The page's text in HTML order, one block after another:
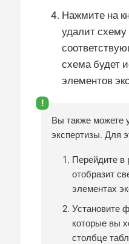
Нажмите на
удалит
схема будет
элементов
Вы также можете
экспертизы. Для
Перейдите в
отобразит
элементах
Установите
которые вы
столбце